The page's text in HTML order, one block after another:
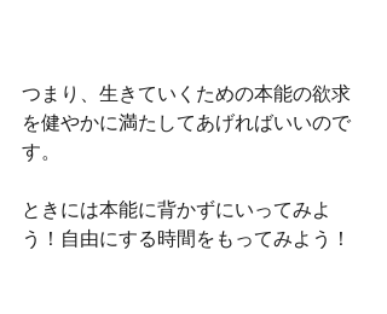
つまり、生きていくための本能の欲求
を健やかに満たしてあげればいいので
す。
ときには本能に背かずにいってみよ
う！自由にする時間をもってみよう！